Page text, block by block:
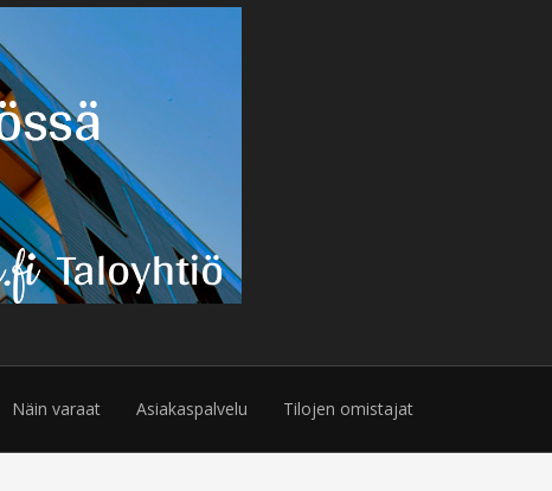
Näin varaat Asiakaspalvelu Tilojen omistajat